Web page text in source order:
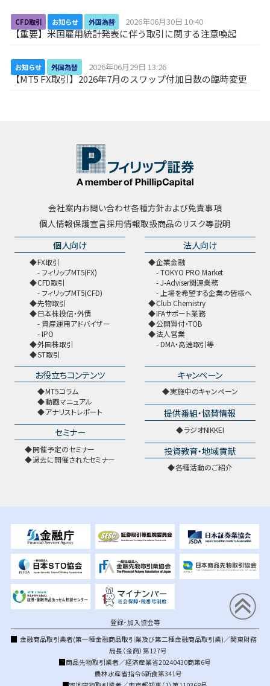
CFD取引 お知らせ 外国為替 2026年06月30日 10:40
【重要】米国雇用統計発表に伴う取引に関する注意喚起
お知らせ 外国為替 2026年06月29日 13:26
【MT5 FX取引】2026年7月のスワップ付加日数の臨時変更
会社案内お問い合わせ各種方針および免責事項
個人情報保護宣言採用情報取扱商品のリスク等説明
個人向け
FX取引
フィリップMT5(FX)
CFD取引
フィリップMT5(CFD)
先物取引
日本株投信・外債
資産運用アドバイザー
IPO
外国株取引
ST取引
法人向け
企業金融
TOKYO PRO Market
J-Adviser関連業務
上場を希望する企業の皆様へ
Club Chemistry
IFAサポート業務
公開買付・TOB
法人営業
DMA・高速取引等
お役立ちコンテンツ
MT5コラム
動画マニュアル
アナリストレポート
セミナー
開催予定のセミナー
過去に開催されたセミナー
キャンペーン
実施中のキャンペーン
提供番組・協賛情報
ラジオNIKKEI
投資教育・地域貢献
各種活動のご紹介
登録・加入協会等
金融商品取引業者(第一種金融商品取引業及び第二種金融商品取引業)／関東財務
局長（金商）第127号
商品先物取引業者／経済産業省20240430商第6号
農林水産省指令6新食第341号